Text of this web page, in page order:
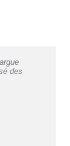
des